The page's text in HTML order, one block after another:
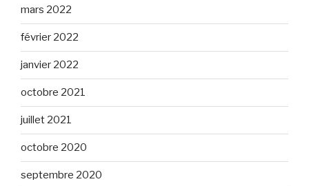
mars 2022
février 2022
janvier 2022
octobre 2021
juillet 2021
octobre 2020
septembre 2020